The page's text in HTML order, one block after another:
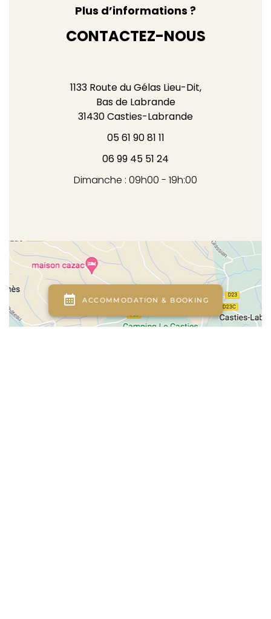
Plus d’informations ?
CONTACTEZ-NOUS
1133 Route du Gélas Lieu-Dit,
Bas de Labrande
31430Casties-Labrande
05 61 90 81 11
06 99 45 51 24
Dimanche : 09h00 - 19h:00